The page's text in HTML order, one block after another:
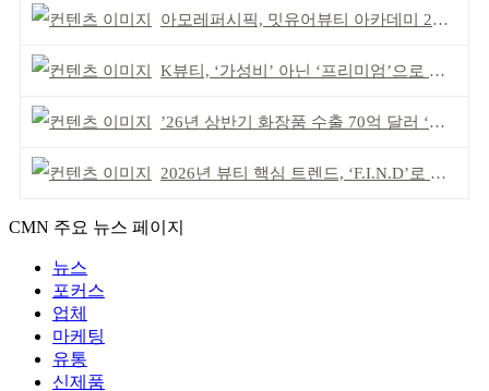
아모레퍼시픽, 밋유어뷰티 아카데미 2기 발대식
K뷰티, ‘가성비’ 아닌 ‘프리미엄’으로 승부걸어야
’26년 상반기 화장품 수출 70억 달러 ‘역대 최고’
2026년 뷰티 핵심 트렌드, ‘F.I.N.D’로 읽는다
CMN 주요 뉴스 페이지
뉴스
포커스
업체
마케팅
유통
신제품